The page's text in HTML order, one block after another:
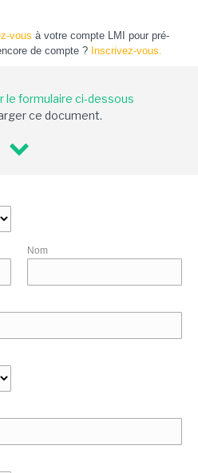
vous à votre compte LMI pour pré-
de compte ? Inscrivez-vous.
le formulaire ci-dessous
ce document.
Nom